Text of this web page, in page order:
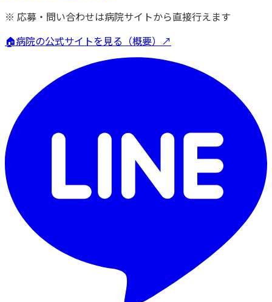
※ 応募・問い合わせは病院サイトから直接行えます
🏠病院の公式サイトを見る（概要）↗